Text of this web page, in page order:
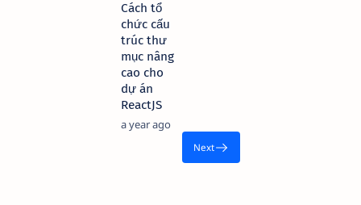
Cách tổ
chức cấu
trúc thư
mục nâng
cao cho
dự án
ReactJS
a year ago